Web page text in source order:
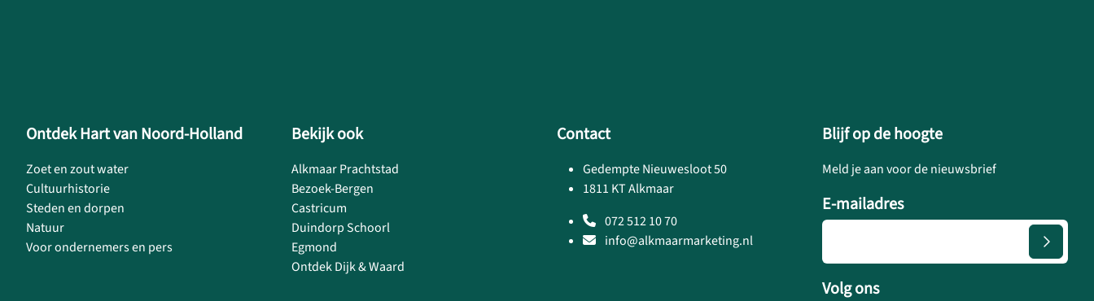
Ontdek Hart van Noord-Holland
Zoet en zout water
Cultuurhistorie
Steden en dorpen
Natuur
Voor ondernemers en pers
Bekijk ook
Alkmaar Prachtstad
Bezoek-Bergen
Castricum
Duindorp Schoorl
Egmond
Ontdek Dijk & Waard
Contact
Gedempte Nieuwesloot 50
1811 KT Alkmaar
072 512 10 70
info@alkmaarmarketing.nl
Blijf op de hoogte
Meld je aan voor de nieuwsbrief
E-mailadres
Volg ons